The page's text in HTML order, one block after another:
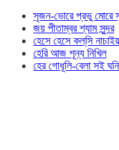
সৃজন-ভোরে প্রভু মোরে
জয় পীতাম্বর শ্যাম সুন্দর
হেসে হেসে কল্‌সি
হেরি আজ শূন্য নিখিল
হের গোধূলি-বেলা সই